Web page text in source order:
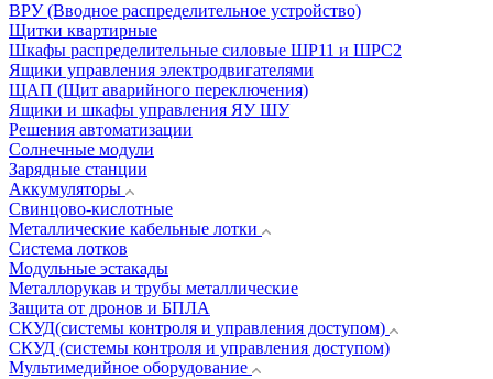
ВРУ (Вводное распределительное устройство)
Щитки квартирные
Шкафы распределительные силовые ШР11 и ШРС2
Ящики управления электродвигателями
ЩАП (Щит аварийного переключения)
Ящики и шкафы управления ЯУ ШУ
Решения автоматизации
Солнечные модули
Зарядные станции
Аккумуляторы
Свинцово-кислотные
Металлические кабельные лотки
Система лотков
Модульные эстакады
Металлорукав и трубы металлические
Защита от дронов и БПЛА
СКУД(системы контроля и управления доступом)
СКУД (системы контроля и управления доступом)
Мультимедийное оборудование